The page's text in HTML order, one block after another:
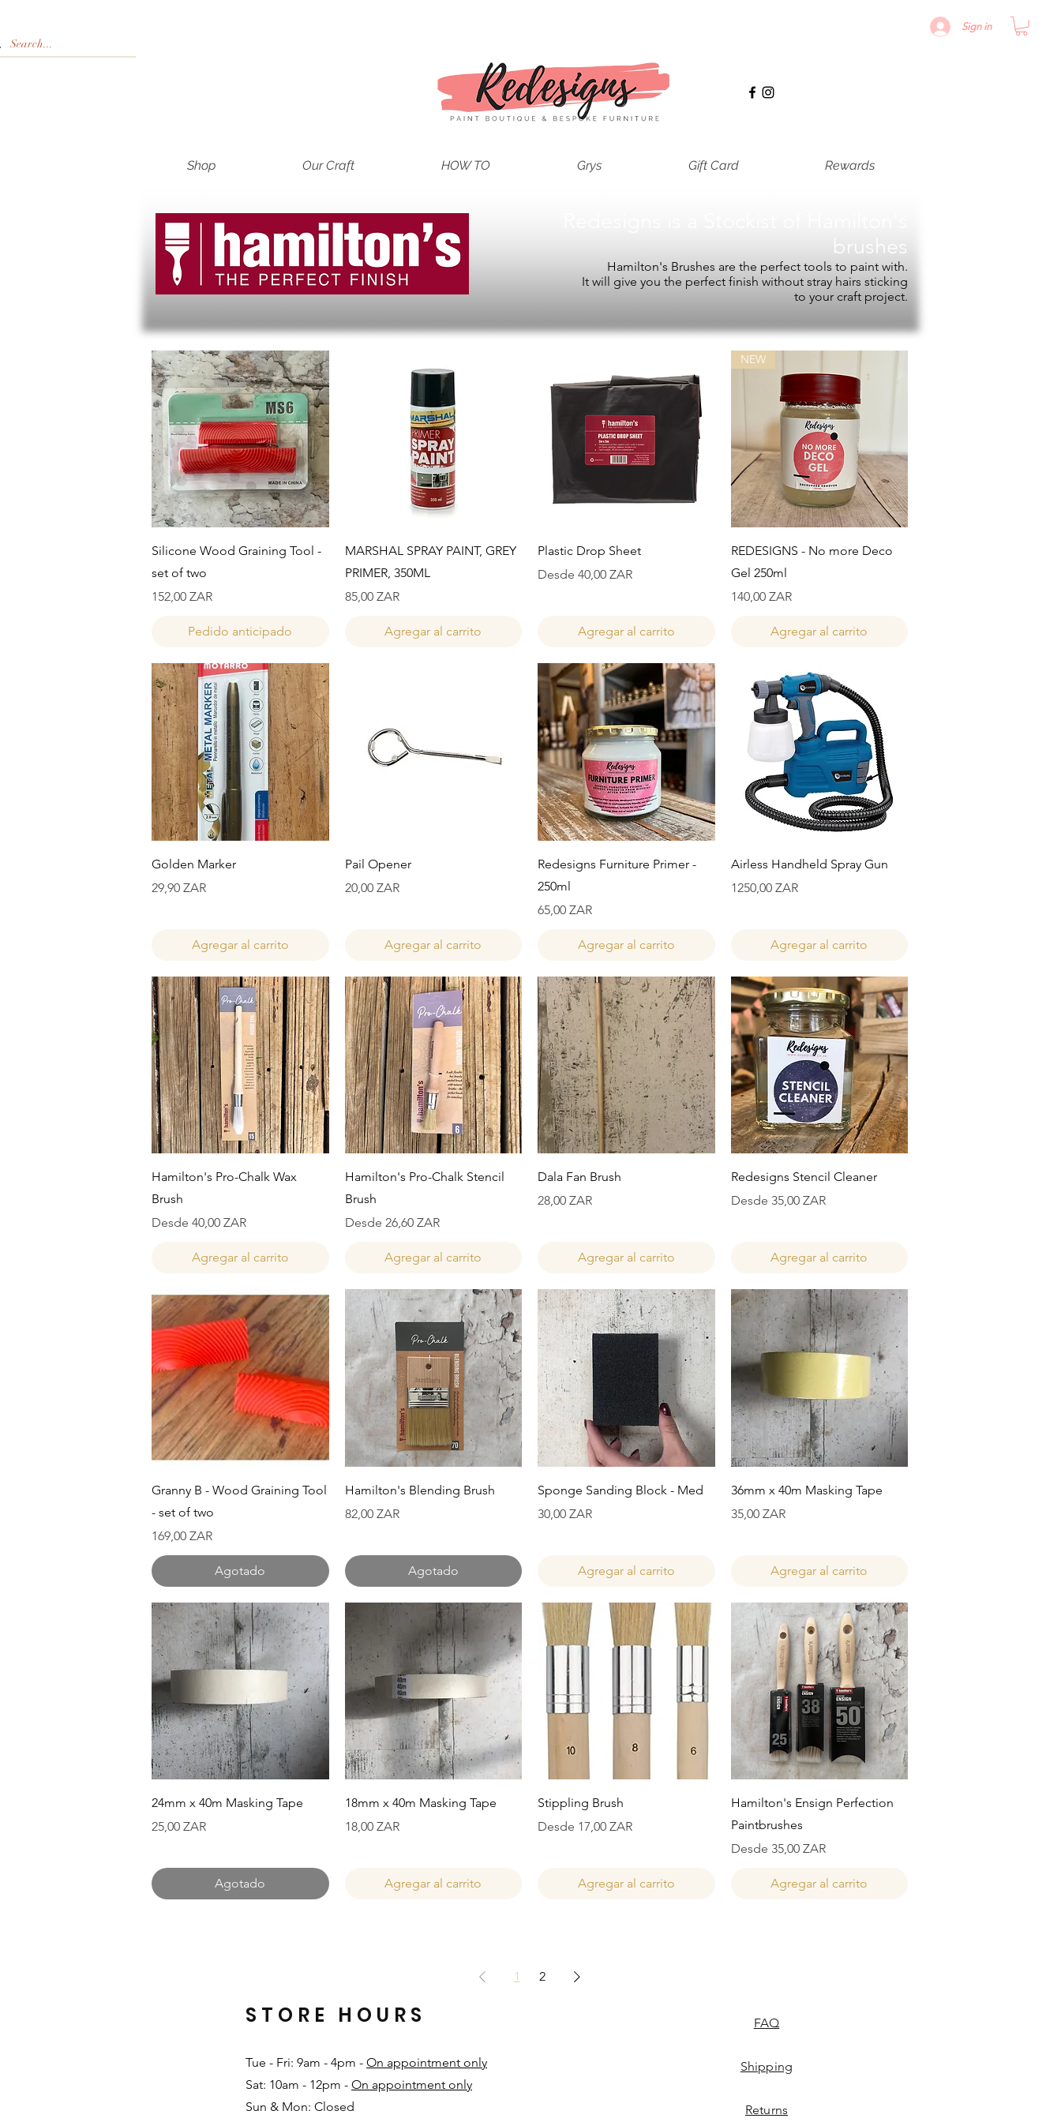
Sign in
Shop Our Craft HOW TO Grys Gift Card Rewards
brushes
Hamilton's Brushes are the perfect tools to paint with.
It will give you the perfect finish without stray hairs sticking
to your craft project.
Vista rápida
Silicone Wood Graining Tool -
set of two
Precio
152,00 ZAR
Pedido anticipado
Vista rápida
MARSHAL SPRAY PAINT, GREY
PRIMER, 350ML
Precio
85,00 ZAR
Agregar al carrito
Vista rápida
Plastic Drop Sheet
Desde 40,00 ZAR
Precio de oferta
Agregar al carrito
Vista rápida
NEW
REDESIGNS - No more Deco
Gel 250ml
Precio
140,00 ZAR
Agregar al carrito
Vista rápida
Golden Marker
Precio
29,90 ZAR
Agregar al carrito
Vista rápida
Pail Opener
Precio
20,00 ZAR
Agregar al carrito
Vista rápida
Redesigns Furniture Primer -
250ml
Precio
65,00 ZAR
Agregar al carrito
Vista rápida
Airless Handheld Spray Gun
Precio
1250,00 ZAR
Agregar al carrito
Vista rápida
Hamilton's Pro-Chalk Wax
Brush
Desde 40,00 ZAR
Precio de oferta
Agregar al carrito
Vista rápida
Hamilton's Pro-Chalk Stencil
Brush
Desde 26,60 ZAR
Precio de oferta
Agregar al carrito
Vista rápida
Dala Fan Brush
Precio
28,00 ZAR
Agregar al carrito
Vista rápida
Redesigns Stencil Cleaner
Desde 35,00 ZAR
Precio de oferta
Agregar al carrito
Vista rápida
Granny B - Wood Graining Tool
- set of two
Precio
169,00 ZAR
Agotado
Vista rápida
Hamilton's Blending Brush
Precio
82,00 ZAR
Agotado
Vista rápida
Sponge Sanding Block - Med
Precio
30,00 ZAR
Agregar al carrito
Vista rápida
36mm x 40m Masking Tape
Precio
35,00 ZAR
Agregar al carrito
Vista rápida
24mm x 40m Masking Tape
Precio
25,00 ZAR
Agotado
Vista rápida
18mm x 40m Masking Tape
Precio
18,00 ZAR
Agregar al carrito
Vista rápida
Stippling Brush
Desde 17,00 ZAR
Precio de oferta
Agregar al carrito
Vista rápida
Hamilton's Ensign Perfection
Paintbrushes
Desde 35,00 ZAR
Precio de oferta
Agregar al carrito
1 2
Tue - Fri: 9am - 4pm - On appointment only
Sat: 10am - 12pm - On appointment only
Sun & Mon: Closed​
STORE HOURS FAQ
Shipping
Returns